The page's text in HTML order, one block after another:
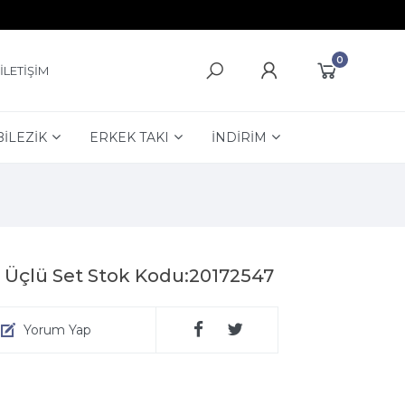
İLETİŞİM
0
ERKEK TAKI İNDİRİM
Set Stok Kodu:20172547
Yorum Yap